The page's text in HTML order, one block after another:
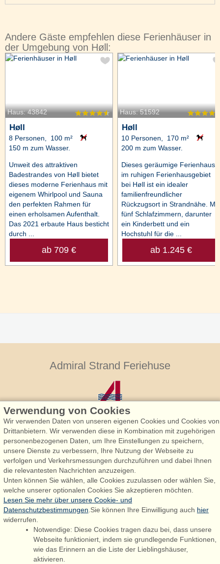
Andere Gäste empfehlen diese Ferienhäuser in
der Umgebung von Høll:
Haus: 43842
Høll
8 Personen, 100 m²
150 m zum Wasser.
Unweit des attraktiven
Badestrandes von Høll bietet
dieses moderne Ferienhaus mit
eigenem Whirlpool und Sauna
den perfekten Rahmen für
einen erholsamen Aufenthalt.
Das 2021 erbaute Haus besticht
durch ...
ab 709 €
Haus: 51592
Høll
10 Personen, 170 m²
200 m zum Wasser.
Dieses geräumige Ferienhaus
im ruhigen Ferienhausgebiet
bei Høll ist ein idealer
familienfreundlicher
Rückzugsort in Strandnähe. Mit
fünf Schlafzimmern, darunter
ein Kinderbett und ein
Hochstuhl für die ...
ab 1.245 €
Admiral Strand Feriehuse
Admiral Strand Feriehuse, Lønne
Houstrupvej 170, Lønne
6830 Nørre Nebel
booking@admiralstrand.com
+45 70 60 87 78
Følg os på: Facebook
Verwendung von Cookies
Wir verwenden Daten von unseren eigenen Cookies und Cookies von
Drittanbietern. Wir verwenden diese in Kombination mit zugehörigen
personenbezogenen Daten, um Ihre Einstellungen zu speichern,
unsere Dienste zu verbessern, Ihre Nutzung der Webseite zu
verfolgen und Verkehrsmessungen durchzuführen und dabei Ihnen
die relevantesten Nachrichten anzuzeigen.
Unten können Sie wählen, alle Cookies zuzulassen oder wählen Sie,
welche unserer optionalen Cookies Sie akzeptieren möchten.
Lesen Sie mehr über unsere Cookie- und
Datenschutzbestimmungen .Sie können Ihre Einwilligung auch hier
widerrufen.
Notwendige: Diese Cookies tragen dazu bei, dass unsere
Webseite funktioniert, indem sie grundlegende Funktionen,
wie das Erinnern an die Liste der Lieblingshäuser,
aktivieren.